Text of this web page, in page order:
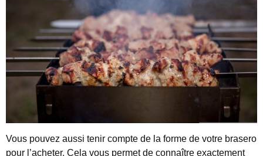
Vous pouvez aussi tenir compte de la forme de votre brasero
pour l’acheter. Cela vous permet de connaître exactement